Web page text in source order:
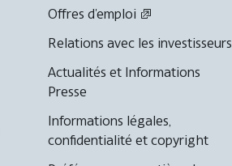
Offres d'emploi
Relations avec les investisseurs
Actualités et Informations
Presse
Informations légales,
confidentialité et copyright